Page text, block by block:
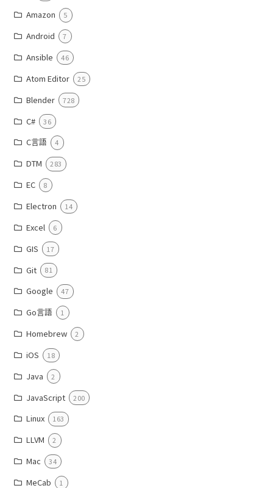
Amazon 5
Android 7
Ansible 46
Atom Editor 25
Blender 728
C# 36
C言語 4
DTM 283
EC 8
Electron 14
Excel 6
GIS 17
Git 81
Google 47
Go言語 1
Homebrew 2
iOS 18
Java 2
JavaScript 200
Linux 163
LLVM 2
Mac 34
MeCab 1